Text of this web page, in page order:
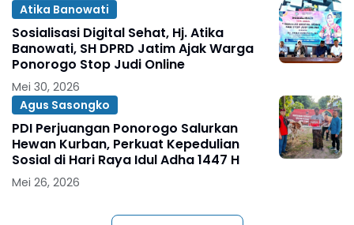
Atika Banowati
Sosialisasi Digital Sehat, Hj. Atika
Banowati, SH DPRD Jatim Ajak Warga
Ponorogo Stop Judi Online
Mei 30, 2026
Agus Sasongko
PDI Perjuangan Ponorogo Salurkan
Hewan Kurban, Perkuat Kepedulian
Sosial di Hari Raya Idul Adha 1447 H
Mei 26, 2026